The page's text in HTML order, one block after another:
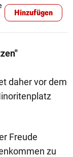
Hinzufügen
daher vor dem
Freude
zu